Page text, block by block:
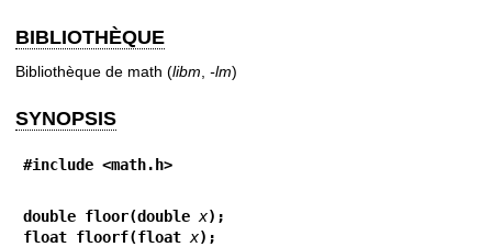
BIBLIOTHÈQUE
Bibliothèque de math (libm -lm)
SYNOPSIS
#include <math.h>
double floor(double x);
float floorf(float x);